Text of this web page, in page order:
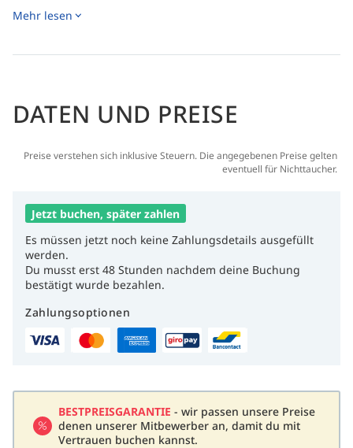
Five up to five times a day, then soak in the Jacuzzi as the
sun sinks down into the sea, and help yourself to free wine
Mehr lesen
DATEN UND PREISE
Preise verstehen sich inklusive Steuern. Die angegebenen Preise gelten
eventuell für Nichttaucher.
Jetzt buchen, später zahlen
Es müssen jetzt noch keine Zahlungsdetails ausgefüllt
werden.
Du musst erst 48 Stunden nachdem deine Buchung
bestätigt wurde bezahlen.
Zahlungsoptionen
BESTPREISGARANTIE - wir passen unsere Preise
denen unserer Mitbewerber an, damit du mit
Vertrauen buchen kannst.